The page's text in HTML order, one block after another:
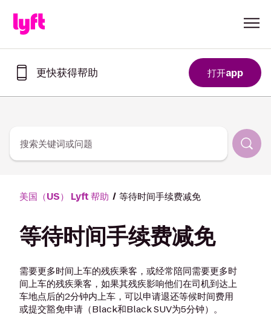
更快获得帮助
助
打开app
搜索关键词或问题
美国（US） Lyft 帮助 等待时间手续费减免
等待时间手续费减免
需要更多时间上车的残疾乘客，或经常陪同需要更多时
间上车的残疾乘客，如果其残疾影响他们在司机到达上
车地点后的2分钟内上车，可以申请退还等候时间费用
或提交豁免申请（Black和Black SUV为5分钟）。